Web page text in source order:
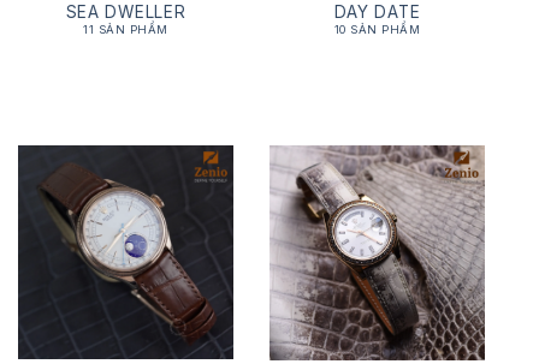
SEA DWELLER
11 SẢN PHẨM
DAY DATE
10 SẢN PHẨM